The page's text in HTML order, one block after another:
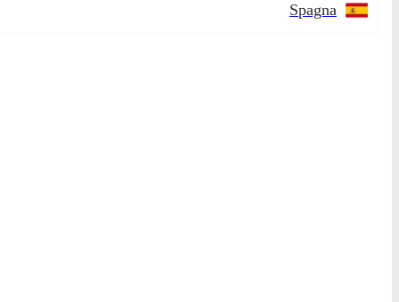
Spagna